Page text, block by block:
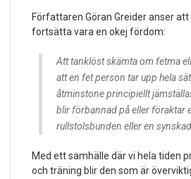
Författaren Göran Greider anser
fortsätta vara en okej fördom:
Att tanklöst skämta om fetma
att en fet person tar upp hela
åtminstone principiellt
blir förbannad på eller föraktar
rullstolsbunden eller en
Med ett samhälle där vi hela tiden
och träning blir den som är